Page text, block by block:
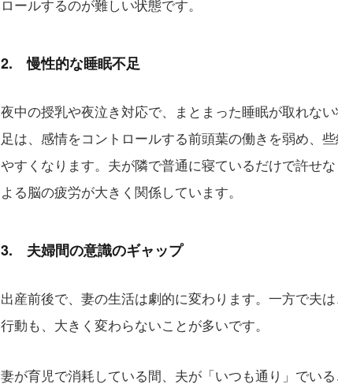
ロールするのが難しい状態です。
2. 慢性的な睡眠不足
夜中の授乳や夜泣き対応で、まとまった睡眠が取れな
足は、感情をコントロールする前頭葉の働きを弱め、
やすくなります。夫が隣で普通に寝ているだけで許せ
よる脳の疲労が大きく関係しています。
3. 夫婦間の意識のギャップ
出産前後で、妻の生活は劇的に変わります。一方で夫
行動も、大きく変わらないことが多いです。
妻が育児で消耗している間、夫が「いつも通り」でい